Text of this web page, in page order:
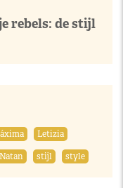
rebels: de stijl
Letizia
Natan stijl style